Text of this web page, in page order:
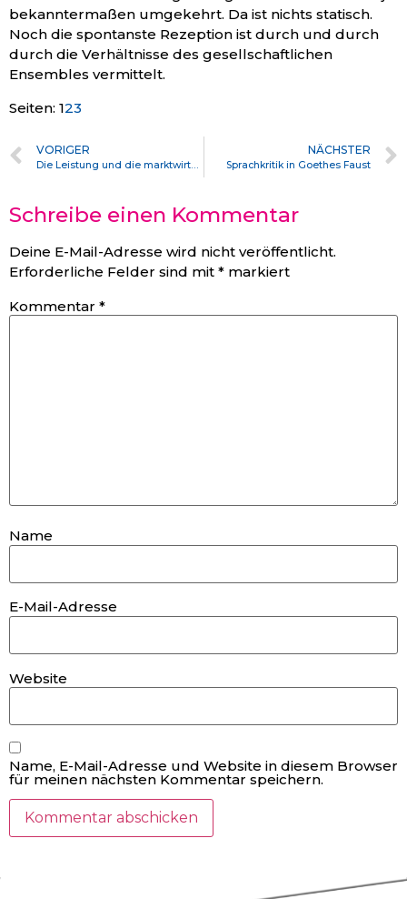
bekanntermaßen umgekehrt. Da ist nichts statisch.
Noch die spontanste Rezeption ist durch und durch
durch die Verhältnisse des gesellschaftlichen
Ensembles vermittelt.
Seiten: 123
VORIGER
Die Leistung und die marktwirtschaftliche Ordnung. Gerechtigkeit und Mobilität
NÄCHSTER
Sprachkritik in Goethes Faust
Schreibe einen Kommentar
Deine E-Mail-Adresse wird nicht veröffentlicht.
Erforderliche Felder sind mit * markiert
Kommentar *
Name
E-Mail-Adresse
Website
Name, E-Mail-Adresse und Website in diesem Browser
für meinen nächsten Kommentar speichern.